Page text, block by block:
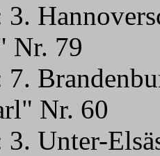
Nr. 79
Nr. 60
Unter-